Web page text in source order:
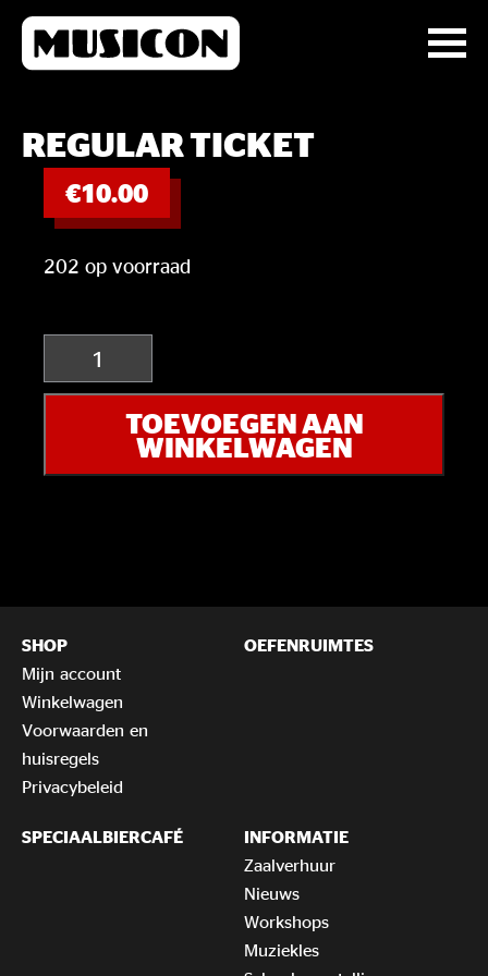
REGULAR TICKET
€10.00
202 op voorraad
REGULAR
TICKET
aantal
TOEVOEGEN AAN
WINKELWAGEN
SHOP
Mijn account
Winkelwagen
Voorwaarden en
huisregels
Privacybeleid
OEFENRUIMTES
SPECIAALBIERCAFÉ
INFORMATIE
Zaalverhuur
Nieuws
Workshops
Muziekles